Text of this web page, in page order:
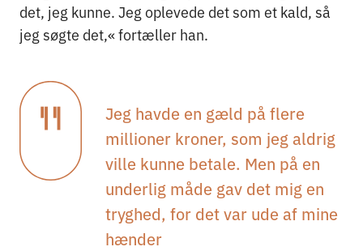
det, jeg kunne. Jeg oplevede det som et kald, så
jeg søgte det,« fortæller han.
Jeg havde en gæld på flere
millioner kroner, som jeg aldrig
ville kunne betale. Men på en
underlig måde gav det mig en
tryghed, for det var ude af mine
hænder